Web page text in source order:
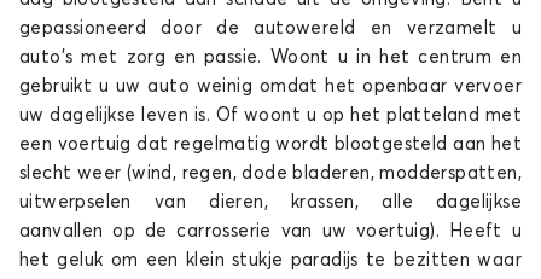
Autohoes voor POLESTAR POLESTAR 3
POLESTAR 4
gepassioneerd door de autowereld en verzamelt u
auto's met zorg en passie. Woont u in het centrum en
gebruikt u uw auto weinig omdat het openbaar vervoer
uw dagelijkse leven is. Of woont u op het platteland met
een voertuig dat regelmatig wordt blootgesteld aan het
slecht weer (wind, regen, dode bladeren, modderspatten,
uitwerpselen van dieren, krassen, alle dagelijkse
aanvallen op de carrosserie van uw voertuig). Heeft u
het geluk om een klein stukje paradijs te bezitten waar